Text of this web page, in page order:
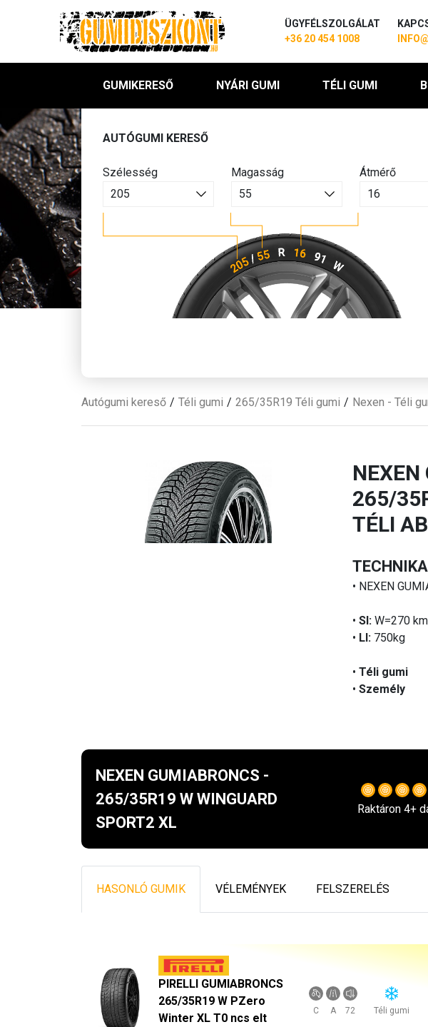
ÜGYFÉLSZOLGÁLAT
+36 20 454 1008
GUMIKERESŐ NYÁRI GUMI TÉLI GUMI
AUTÓGUMI KERESŐ
Szélesség Magasság Átmérő
Autógumi kereső Téli gumi 265/35R19 Téli gumi Nexen - Téli
NEXEN
265/
TÉLI
• NEXEN
• SI: W=270
• LI: 750kg
• Téli gumi
• Személy
NEXEN GUMIABRONCS -
265/35R19 W WINGUARD
SPORT2 XL
Raktáron 4+
HASONLÓ GUMIK VÉLEMÉNYEK FELSZERELÉS
PIRELLI GUMIABRONCS
265/35R19 W PZero
Winter XL T0 ncs elt
C A 72 Téli gumi